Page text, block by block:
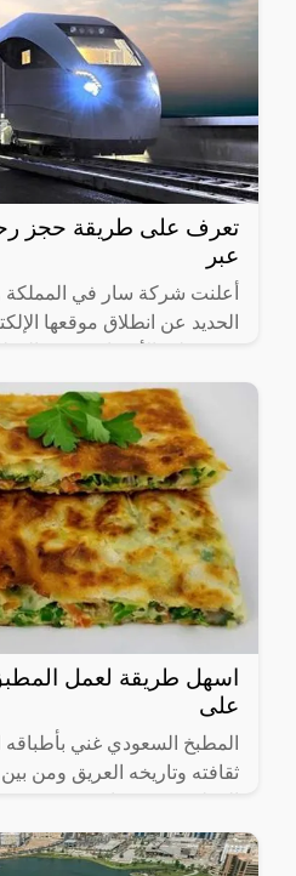
تعرف على طريقة حجز
عبر
أعلنت شركة سار في المملكة
الحديد عن انطلاق موقعها
المختلفة لها،
اسهل طريقة لعمل
على
المطبخ السعودي غني
ثقافته وتاريخه العريق ومن بين
واللحم المفروم